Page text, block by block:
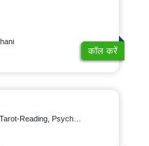
कॉल करें
Psychology, Prashna-Kundali